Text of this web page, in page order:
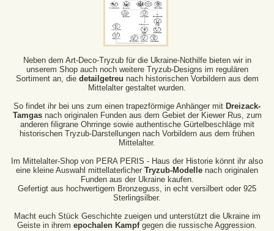
Neben dem Art-Deco-Tryzub für die Ukraine-Nothilfe bieten wir in
unserem Shop auch noch weitere Tryzub-Designs im regulären
Sortiment an, die detailgetreu nach historischen Vorbildern aus dem
Mittelalter gestaltet wurden.
So findet ihr bei uns zum einen trapezförmige Anhänger mit Dreizack-
Tamgas nach originalen Funden aus dem Gebiet der Kiewer Rus, zum
anderen filigrane Ohrringe sowie authentische Gürtelbeschläge mit
historischen Tryzub-Darstellungen nach Vorbildern aus dem frühen
Mittelalter.
Im Mittelalter-Shop von PERA PERIS - Haus der Historie könnt ihr also
eine kleine Auswahl mittellaterlicher Tryzub-Modelle nach originalen
Funden aus der Ukraine kaufen.
Gefertigt aus hochwertigem Bronzeguss, in echt versilbert oder 925
Sterlingsilber.
Macht euch Stück Geschichte zueigen und unterstützt die Ukraine im
Geiste in ihrem epochalen Kampf gegen die russische Aggression.